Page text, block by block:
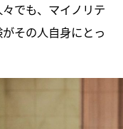
でも、マイノリテ
その人自身にとっ